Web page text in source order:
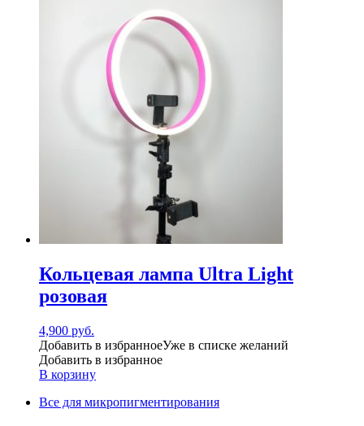
Кольцевая лампа Ultra Light
розовая
4,900 руб.
Добавить в избранноеУже в списке желаний
Добавить в избранное
В корзину
Все для микропигментирования